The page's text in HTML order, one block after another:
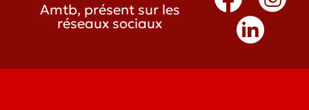
Amtb, présent sur les
réseaux sociaux